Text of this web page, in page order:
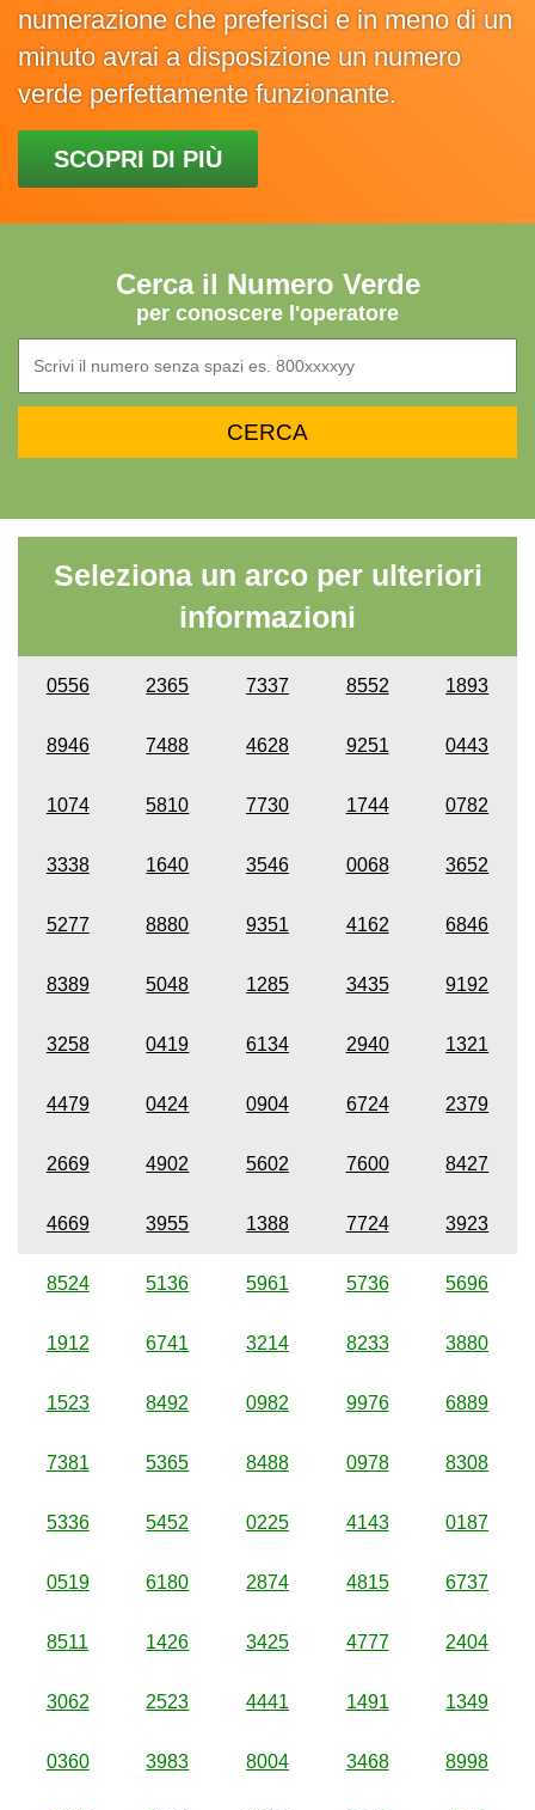
numerazione che preferisci e in meno di un
minuto avrai a disposizione un numero
verde perfettamente funzionante.
SCOPRI DI PIÙ
Cerca il Numero Verde
per conoscere l'operatore
Seleziona un arco per ulteriori
informazioni
0556 2365 7337 8552 1893
8946 7488 4628 9251 0443
1074 5810 7730 1744 0782
3338 1640 3546 0068 3652
5277 8880 9351 4162 6846
8389 5048 1285 3435 9192
3258 0419 6134 2940 1321
4479 0424 0904 6724 2379
2669 4902 5602 7600 8427
4669 3955 1388 7724 3923
8524 5136 5961 5736 5696
1912 6741 3214 8233 3880
1523 8492 0982 9976 6889
7381 5365 8488 0978 8308
5336 5452 0225 4143 0187
0519 6180 2874 4815 6737
8511 1426 3425 4777 2404
3062 2523 4441 1491 1349
0360 3983 8004 3468 8998